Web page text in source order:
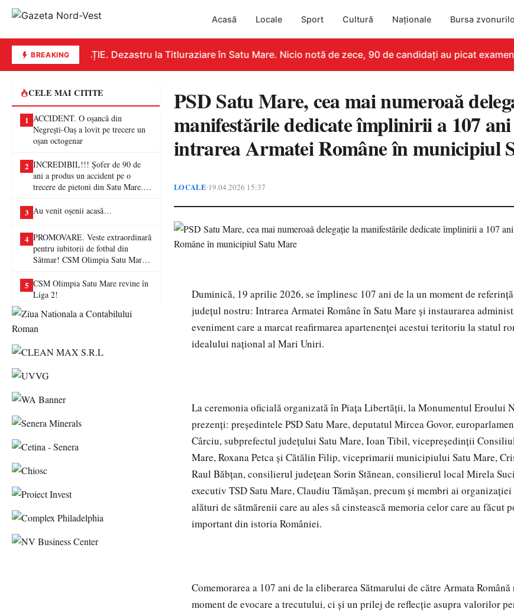
Acasă Locale Sport Cultură Naționale Bursa
BREAKINGEDUCAȚIE. Dezastru la Titluraziare în Satu Mare. Nicio notă de zece, 90 de candidați au picat examenul
CELE MAI CITITE
1 ACCIDENT. O oșancă din
Negrești-Oaș a lovit pe trecere un
oșan octogenar
2 INCREDIBIL!!! Șofer de 90 de
ani a produs un accident pe o
trecere de pietoni din Satu Mare. O
3 Au venit oșenii acasă…
4 PROMOVARE. Veste extraordinară
pentru iubitorii de fotbal din
Sătmar! CSM Olimpia Satu Mare
5 CSM Olimpia Satu Mare revine în
Liga 2!
PSD Satu Mare, cea mai numeroaă
manifestările dedicate împlinirii a 107
intrarea Armatei Române în municipiul
LOCALE•19.04.2026 15:37
Duminică, 19 aprilie 2026, se împlinesc 107 ani de la un moment de
județul nostru: Intrarea Armatei Române în Satu Mare și instaurarea
eveniment care a marcat reafirmarea apartenenței acestui teritoriu la statul
idealului național al Mari Uniri.
La ceremonia oficială organizată în Piața Libertății, la Monumentul Eroului
prezenți: președintele PSD Satu Mare, deputatul Mircea Govor,
Cârciu, subprefectul județului Satu Mare, Ioan Tibil, vicepreședinții
Mare, Roxana Petca și Cătălin Filip, viceprimarii municipiului Satu Mare,
Raul Băbțan, consilierul județean Sorin Stănean, consilierul local Mirela
executiv TSD Satu Mare, Claudiu Tămășan, precum și membri ai organizației
alături de sătmărenii care au ales să cinstească memoria celor care au făcut
important din istoria României.
Comemorarea a 107 ani de la eliberarea Sătmarului de către Armata
moment de evocare a trecutului, ci și un prilej de reflecție asupra valorilor